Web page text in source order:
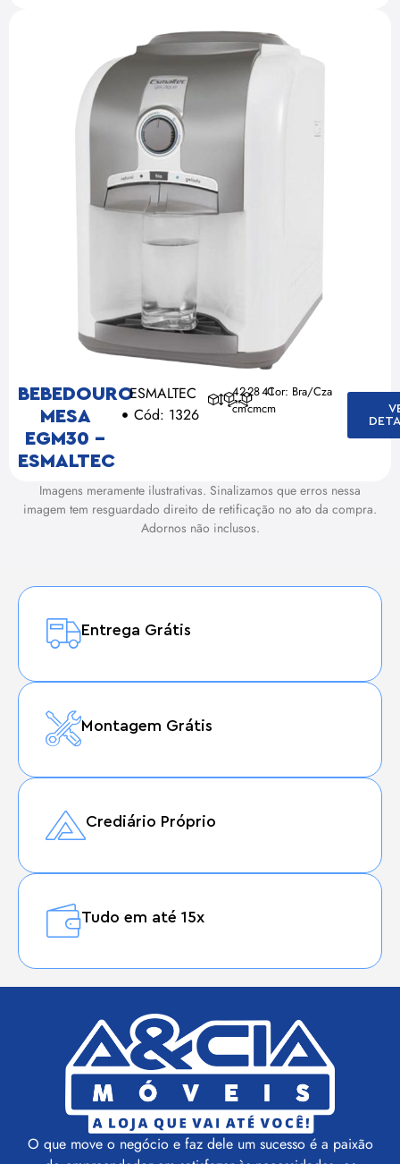
BEBEDOURO
MESA
EGM30 –
ESMALTEC
ESMALTEC
Cód: 1326
42
cm
28
cm
41
cm
Cor: Bra/Cza
Imagens meramente ilustrativas. Sinalizamos que erros nessa
imagem tem resguardado direito de retificação no ato da compra.
Adornos não inclusos.
Entrega Grátis
Montagem Grátis
Crediário Próprio
Tudo em até 15x
O que move o negócio e faz dele um sucesso é a paixão